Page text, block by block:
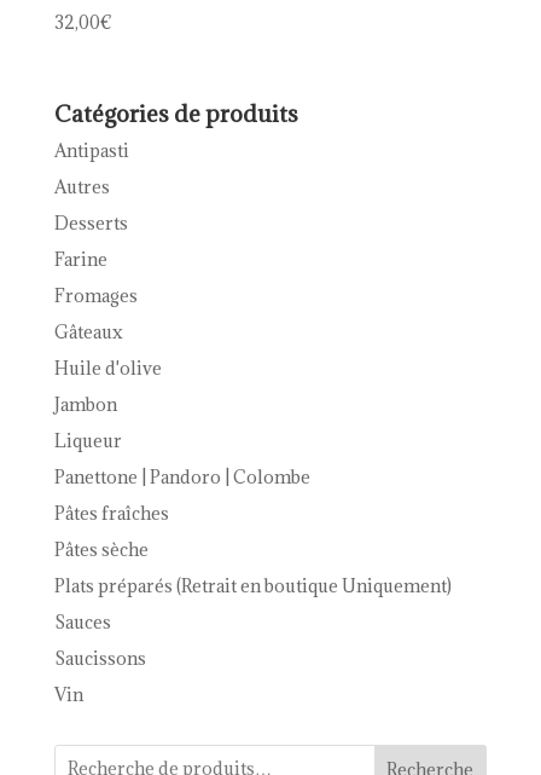
32,00€
Catégories de produits
Antipasti
Autres
Desserts
Farine
Fromages
Gâteaux
Huile d'olive
Jambon
Liqueur
Panettone | Pandoro | Colombe
Pâtes fraîches
Pâtes sèche
Plats préparés (Retrait en boutique Uniquement)
Sauces
Saucissons
Vin
Recherche